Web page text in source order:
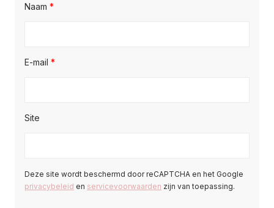
Naam *
E-mail *
Site
Deze site wordt beschermd door reCAPTCHA en het Google
privacybeleid en servicevoorwaarden zijn van toepassing.